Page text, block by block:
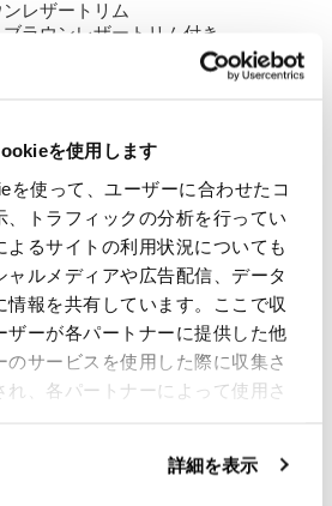
を使用します
を使って、ユーザーに合わせたコ
、トラフィックの分析を行ってい
よるサイトの利用状況についても
ルメディアや広告配信、データ
報を共有しています。ここで収
ザーが各パートナーに提供した他
サービスを使用した際に収集さ
、各パートナーによって使用さ
詳細を表示
レザートリム
ラウンレザートリム付き
ブラックレザートリム付き
ックエポキシパウダー仕上げの
。
づいて設計されており、バイク
統合されています。バッグが取り
でも、美しくミニマルなクイッ
テムに対応する準備ができてい
まま快適にご使用いただけま
デル (2019 ～ 2023) と互換性が